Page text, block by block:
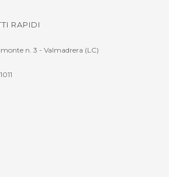
RAPIDI
n. 3 - Valmadrera (LC)